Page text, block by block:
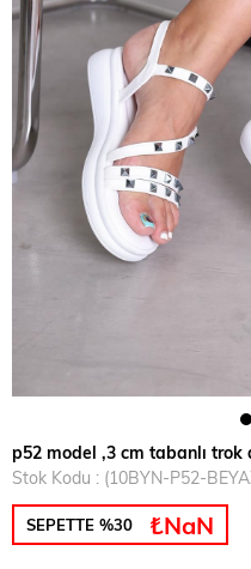
p52 model ,3 cm tabanlı trok
Stok Kodu
(10BYN-P52-
SEPETTE %30 ₺NaN